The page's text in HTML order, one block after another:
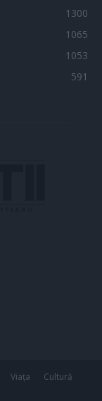
1300
1065
1053
591
Viața
Cultură